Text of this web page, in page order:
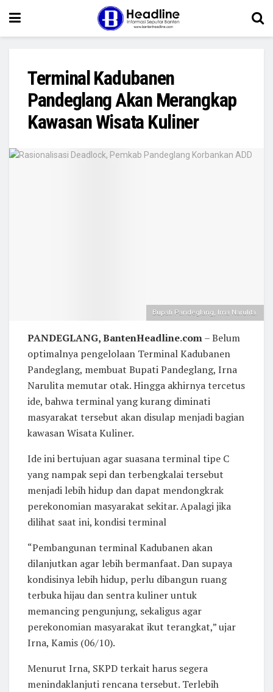
Terminal Kadubanen
Pandeglang Akan Merangkap
Kawasan Wisata Kuliner
Bupati Pandeglang, Irna Narulita.
PANDEGLANG, BantenHeadline.com– Belum
optimalnya pengelolaan Terminal Kadubanen
Pandeglang, membuat Bupati Pandeglang, Irna
Narulita memutar otak. Hingga akhirnya tercetus
ide, bahwa terminal yang kurang diminati
masyarakat tersebut akan disulap menjadi bagian
kawasan Wisata Kuliner.
Ide ini bertujuan agar suasana terminal tipe C
yang nampak sepi dan terbengkalai tersebut
menjadi lebih hidup dan dapat mendongkrak
perekonomian masyarakat sekitar. Apalagi jika
dilihat saat ini, kondisi terminal
“Pembangunan terminal Kadubanen akan
dilanjutkan agar lebih bermanfaat. Dan supaya
kondisinya lebih hidup, perlu dibangun ruang
terbuka hijau dan sentra kuliner untuk
memancing pengunjung, sekaligus agar
perekonomian masyarakat ikut terangkat,” ujar
Irna, Kamis (06/10).
Menurut Irna, SKPD terkait harus segera
menindaklanjuti rencana tersebut. Terlebih